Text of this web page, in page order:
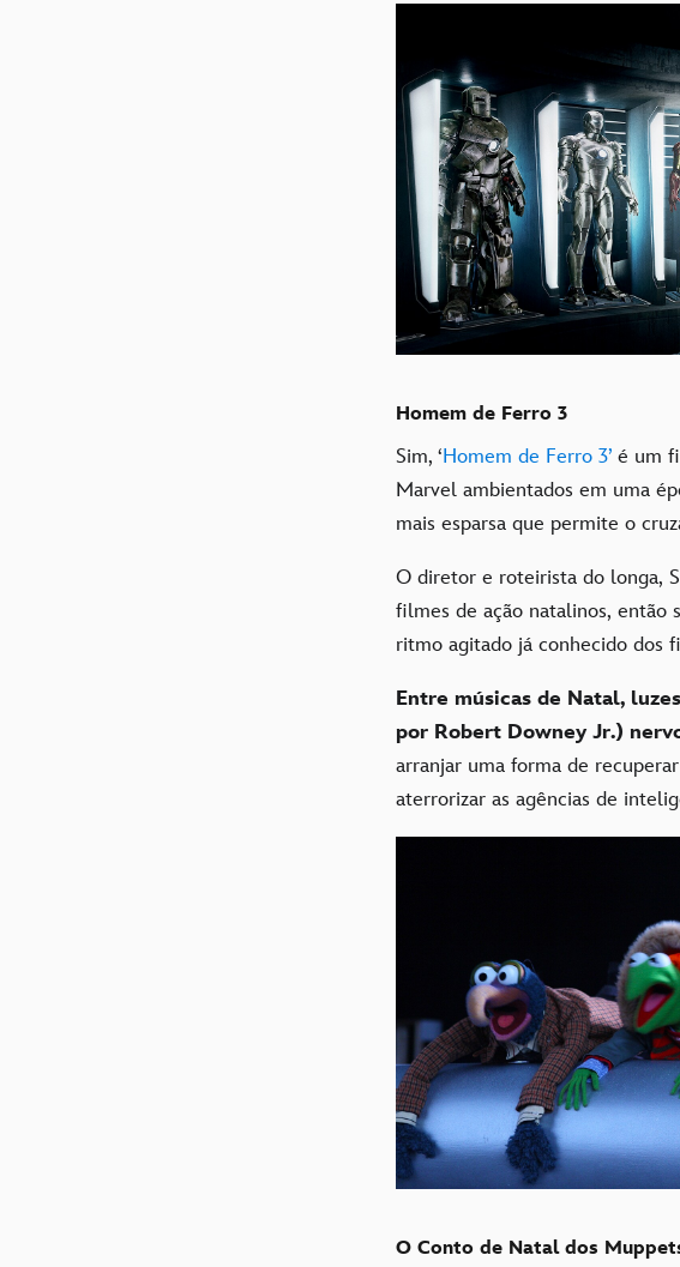
Homem de Ferro 3
Sim, ‘Homem de Ferro 3’ é um
Marvel ambientados em uma
mais esparsa que permite o
O diretor e roteirista do longa,
filmes de ação natalinos, então
ritmo agitado já conhecido dos
Entre músicas de Natal,
por Robert Downey Jr.)
arranjar uma forma de
aterrorizar as agências de
O Conto de Natal dos